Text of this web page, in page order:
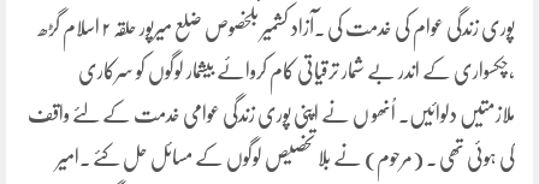
پوری زندگی عوام کی خدمت کی ۔آزاد کشمیر بلخصوص ضلع میرپور حلقہ ۲ اسلام گڑھ
،چکسواری کے اندر بے شمار ترقیاتی کام کروائے بیشمار لوگوں کو سرکاری
ملازمتیں دلوائیں۔ اُنھو ں نے اپنی پوری زندگی عوامی خدمت کے لئے واقف
کی ہوئی تھی ۔ (مرحوم) نے بلا تخصیص لوگوں کے مسائل حل کئے ۔امیر